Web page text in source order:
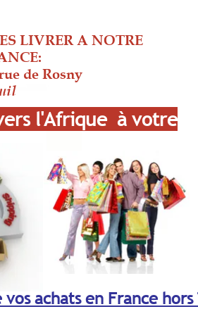
LIVRER A NOTRE
de Rosny
l'Afrique à votre
achats en France hors